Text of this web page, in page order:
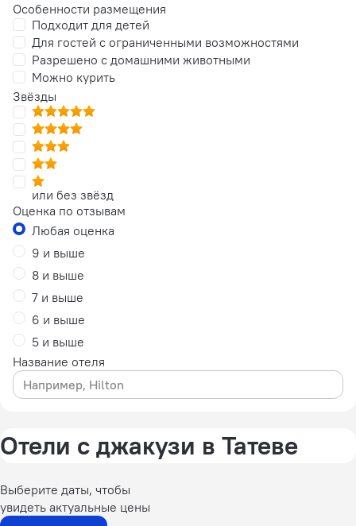
Особенности размещения
Подходит для детей
Для гостей с ограниченными возможностями
Разрешено с домашними животными
Можно курить
Звёзды
или без звёзд
Оценка по отзывам
Любая оценка
9 и выше
8 и выше
7 и выше
6 и выше
5 и выше
Название отеля
Отели с джакузи в Татеве
Выберите даты, чтобы
увидеть актуальные цены